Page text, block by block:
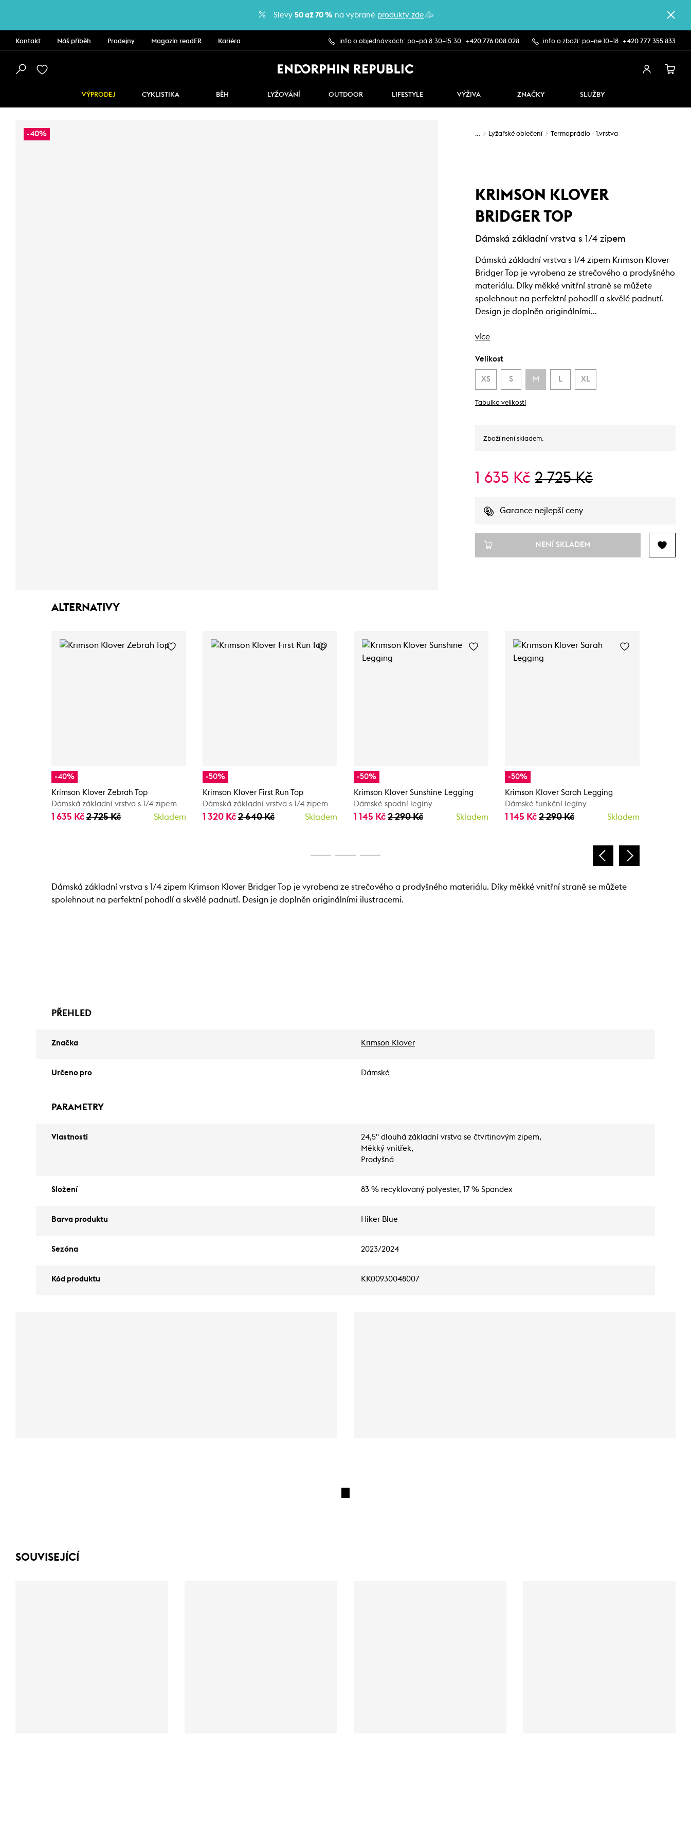
Slevy 50 až 70 % na vybrané produkty zde.🥳
Kontakt Náš příběh Prodejny Magazín readER Kariéra info o objednávkách: po–pá 8:30–15:30 +420 776 008 028 info o zboží: po–ne 10–18 +420 777 355 833
VÝPRODEJ CYKLISTIKA BĚH LYŽOVÁNÍ OUTDOOR LIFESTYLE VÝŽIVA ZNAČKY SLUŽBY
-40% … Lyžařské oblečení Termoprádlo - 1.vrstva
KRIMSON KLOVER
BRIDGER TOP
Dámská základní vrstva s 1/4 zipem
Dámská základní vrstva s 1/4 zipem Krimson Klover
Bridger Top je vyrobena ze strečového a prodyšného
materiálu. Díky měkké vnitřní straně se můžete
spolehnout na perfektní pohodlí a skvělé padnutí.
Design je doplněn originálními…
více
Velikost
XS S M L XL
Tabulka velikostí
Zboží není skladem.
1 635 Kč 2 725 Kč
Garance nejlepší ceny
NENÍ SKLADEM
ALTERNATIVY
-40%
Krimson Klover Zebrah Top
Dámská základní vrstva s 1/4 zipem
1 635 Kč 2 725 Kč Skladem
-50%
Krimson Klover First Run Top
Dámská základní vrstva s 1/4 zipem
1 320 Kč 2 640 Kč Skladem
-50%
Krimson Klover Sunshine Legging
Dámské spodní legíny
1 145 Kč 2 290 Kč Skladem
-50%
Krimson Klover Sarah Legging
Dámské funkční legíny
1 145 Kč 2 290 Kč Skladem
Dámská základní vrstva s 1/4 zipem Krimson Klover Bridger Top je vyrobena ze strečového a prodyšného materiálu. Díky měkké vnitřní straně se můžete
spolehnout na perfektní pohodlí a skvělé padnutí. Design je doplněn originálními ilustracemi.
PŘEHLED
Značka Krimson Klover
Určeno pro Dámské
PARAMETRY
Vlastnosti
24,5" dlouhá základní vrstva se čtvrtinovým zipem,
Měkký vnitřek,
Prodyšná
Složení 83 % recyklovaný polyester, 17 % Spandex
Barva produktu Hiker Blue
Sezóna 2023/2024
Kód produktu KK00930048007
SOUVISEJÍCÍ